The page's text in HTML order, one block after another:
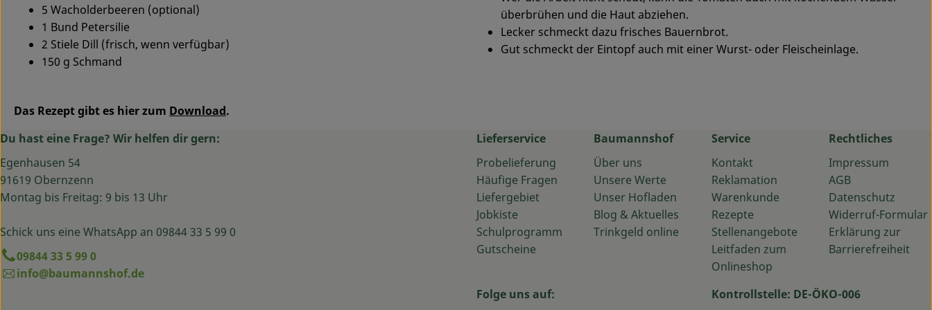
5 Wacholderbeeren (optional)
1 Bund Petersilie
2 Stiele Dill (frisch, wenn verfügbar)
150 g Schmand
überbrühen und die Haut abziehen.
Lecker schmeckt dazu frisches Bauernbrot.
Gut schmeckt der Eintopf auch mit einer Wurst- oder Fleischeinlage.
Das Rezept gibt es hier zum Download.
Du hast eine Frage? Wir helfen dir gern:
Egenhausen 54
91619 Obernzenn
Montag bis Freitag: 9 bis 13 Uhr
Schick uns eine WhatsApp an 09844 33 5 99 0
09844 33 5 99 0
info@baumannshof.de
Lieferservice
Probelieferung
Häufige Fragen
Liefergebiet
Jobkiste
Schulprogramm
Gutscheine
Baumannshof
Über uns
Unsere Werte
Unser Hofladen
Blog & Aktuelles
Trinkgeld online
Service
Kontakt
Reklamation
Warenkunde
Rezepte
Stellenangebote
Leitfaden zum
Onlineshop
Rechtliches
Impressum
AGB
Datenschutz
Widerruf-Formular
Erklärung zur
Barrierefreiheit
Folge uns auf:
Kontrollstelle: DE-ÖKO-006